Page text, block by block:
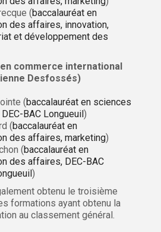
(baccalauréat en
des affaires, innovation,
et développement des
commerce international
Desfossés)
(baccalauréat en sciences
BAC Longueuil)
(baccalauréat en
des affaires, marketing)
(baccalauréat en
des affaires, DEC-BAC
)
obtenu le troisième
formations ayant obtenu la
au classement général.